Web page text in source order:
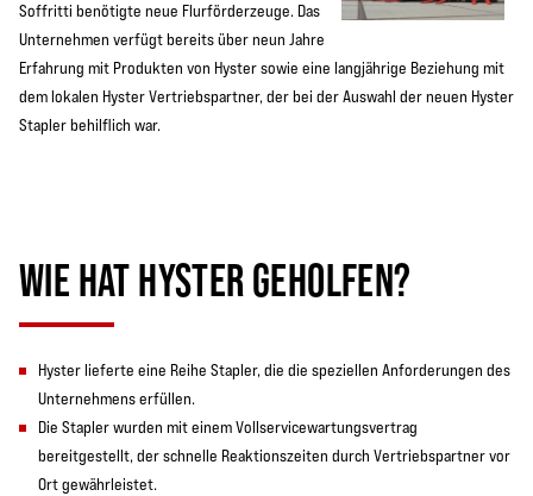
Soffritti benötigte neue Flurförderzeuge. Das
Unternehmen verfügt bereits über neun Jahre
Erfahrung mit Produkten von Hyster sowie eine langjährige Beziehung mit
dem lokalen Hyster Vertriebspartner, der bei der Auswahl der neuen Hyster
Stapler behilflich war.
WIE HAT HYSTER GEHOLFEN?
Hyster lieferte eine Reihe Stapler, die die speziellen Anforderungen des
Unternehmens erfüllen.
Die Stapler wurden mit einem Vollservicewartungsvertrag
bereitgestellt, der schnelle Reaktionszeiten durch Vertriebspartner vor
Ort gewährleistet.